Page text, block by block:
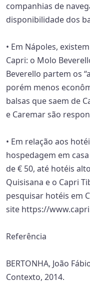
companhias de
disponibilidade dos
• Em Nápoles,
Capri: o Molo
Beverello partem os
porém menos
balsas que saem de
e Caremar são
• Em relação aos
hospedagem em
de € 50, até hotéis
Quisisana e o Capri
pesquisar hotéis em
site https://
Referência
BERTONHA, João
Contexto, 2014.